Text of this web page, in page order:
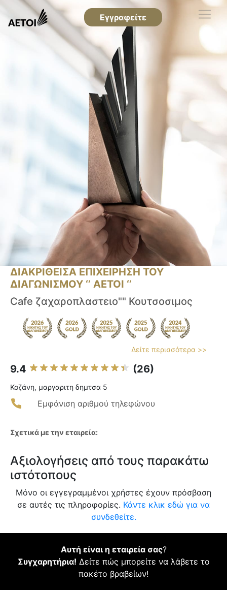
Εγγραφείτε
ΔΙΑΚΡΙΘΕΙΣΑ ΕΠΙΧΕΙΡΗΣΗ ΤΟΥ
ΔΙΑΓΩΝΙΣΜΟΥ ‘’ ΑΕΤΟΙ ‘’
Cafe ζαχαροπλαστειο"" Κουτσοσιμος
Δείτε περισσότερα >>
9.4 (26)
Κοζάνη, μαργαριτη δημτσα 5
Εμφάνιση αριθμού τηλεφώνου
Σχετικά με την εταιρεία:
Αξιολογήσεις από τους παρακάτω
ιστότοπους
Μόνο οι εγγεγραμμένοι χρήστες έχουν πρόσβαση
σε αυτές τις πληροφορίες. Κάντε κλικ εδώ για να
συνδεθείτε.
Αυτή είναι η εταιρεία σας?
Συγχαρητήρια! Δείτε πώς μπορείτε να λάβετε το
πακέτο βραβείων!